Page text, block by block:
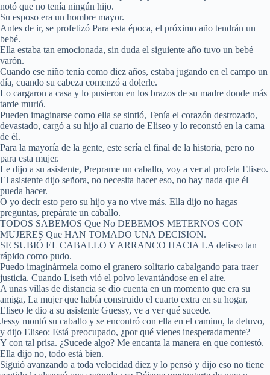
notó que no tenía ningún hijo.
Su esposo era un hombre mayor.
Antes de ir, se profetizó Para esta época, el próximo año tendrán un
bebé.
Ella estaba tan emocionada, sin duda el siguiente año tuvo un bebé
varón.
Cuando ese niño tenía como diez años, estaba jugando en el campo un
día, cuando su cabeza comenzó a dolerle.
Lo cargaron a casa y lo pusieron en los brazos de su madre donde más
tarde murió.
Pueden imaginarse como ella se sintió, Tenía el corazón destrozado,
devastado, cargó a su hijo al cuarto de Eliseo y lo reconstó en la cama
de él.
Para la mayoría de la gente, este sería el final de la historia, pero no
para esta mujer.
Le dijo a su asistente, Preprame un caballo, voy a ver al profeta Eliseo.
El asistente dijo señora, no necesita hacer eso, no hay nada que él
pueda hacer.
O yo decir esto pero su hijo ya no vive más. Ella dijo no hagas
preguntas, prepárate un caballo.
TODOS SABEMOS Que No DEBEMOS METERNOS CON
MUJERES Que HAN TOMADO UNA DECISION.
SE SUBIÓ EL CABALLO Y ARRANCO HACIA LA deliseo tan
rápido como pudo.
Puedo imaginármela como el granero solitario cabalgando para traer
justicia. Cuando Liseth vió el polvo levantándose en el aire.
A unas villas de distancia se dio cuenta en un momento que era su
amiga, La mujer que había construido el cuarto extra en su hogar,
Eliseo le dio a su asistente Guessy, ve a ver qué sucede.
Jessy montó su caballo y se encontró con ella en el camino, la detuvo,
y dijo Eliseo: Está preocupado, ¿por qué vienes inesperadamente?
Y con tal prisa. ¿Sucede algo? Me encanta la manera en que contestó.
Ella dijo no, todo está bien.
Siguió avanzando a toda velocidad diez y lo pensó y dijo eso no tiene